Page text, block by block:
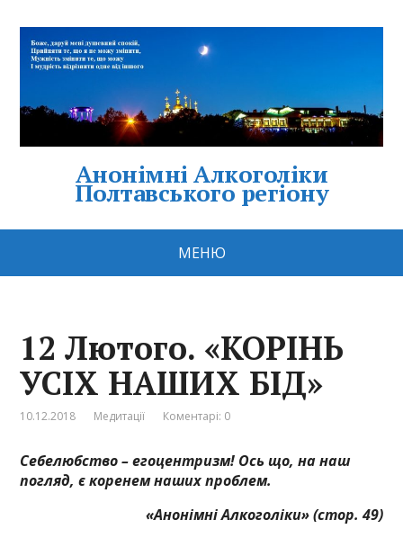
Анонімні Алкоголіки
Полтавського регіону
МЕНЮ
12 Лютого. «КОРІНЬ
УСІХ НАШИХ БІД»
10.12.2018 Медитації Коментарі: 0
Себелюбство – егоцентризм! Ось що, на наш
погляд, є коренем наших проблем.
«Анонімні Алкоголіки»(стор. 49)